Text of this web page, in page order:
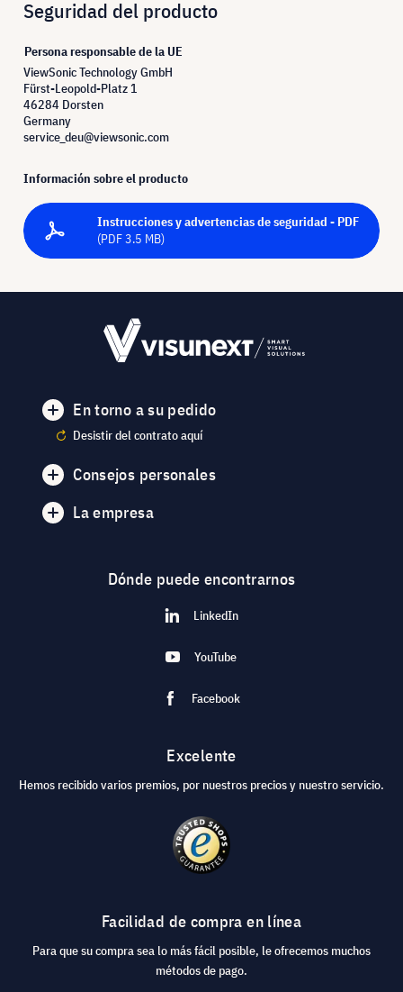
Seguridad del producto
Persona responsable de la UE
ViewSonic Technology GmbH
Fürst-Leopold-Platz 1
46284 Dorsten
Germany
service_deu@viewsonic.com
Información sobre el producto
Instrucciones y advertencias de seguridad - PDF
(PDF 3.5 MB)
En torno a su pedido
Desistir del contrato aquí
Consejos personales
La empresa
Dónde puede encontrarnos
LinkedIn
YouTube
Facebook
Excelente
Hemos recibido varios premios, por nuestros precios y nuestro servicio.
Facilidad de compra en línea
Para que su compra sea lo más fácil posible, le ofrecemos muchos
métodos de pago.